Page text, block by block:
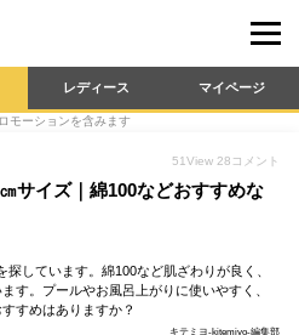
レディース マイページ
モーションを含みます
51View 28 コメント
サイズ｜綿100などおすすめな
しています。綿100など肌ざわりが良く、
す。プールやお風呂上がりに使いやすく、
すめはありますか？
キテミヨ-kitemiyo-編集部